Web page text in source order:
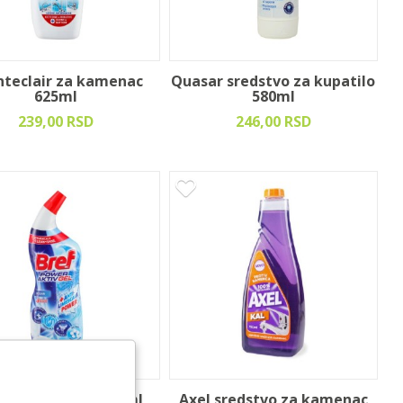
za kamenac
625ml
239,00 RSD
Quasar sredstvo za kupatilo
580ml
246,00 RSD